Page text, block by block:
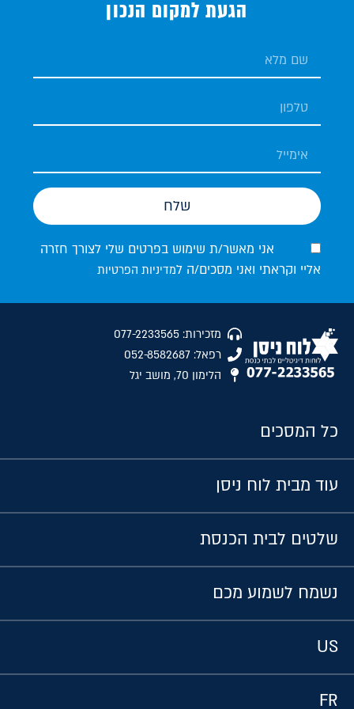
הגעת למקום הנכון
אני מאשר/ת שימוש בפרטים שלי לצורך חזרה
אליי וקראתי ואני מסכים/ה למדיניות הפרטיות
שלח
מזכירות: 077-2233565
רפאל: 052-8582687
הלימון 70, מושב יגל
כל המסכים
עוד מבית לוח ניסן
שלטים לבית הכנסת
נשמח לשמוע מכם
US
FR